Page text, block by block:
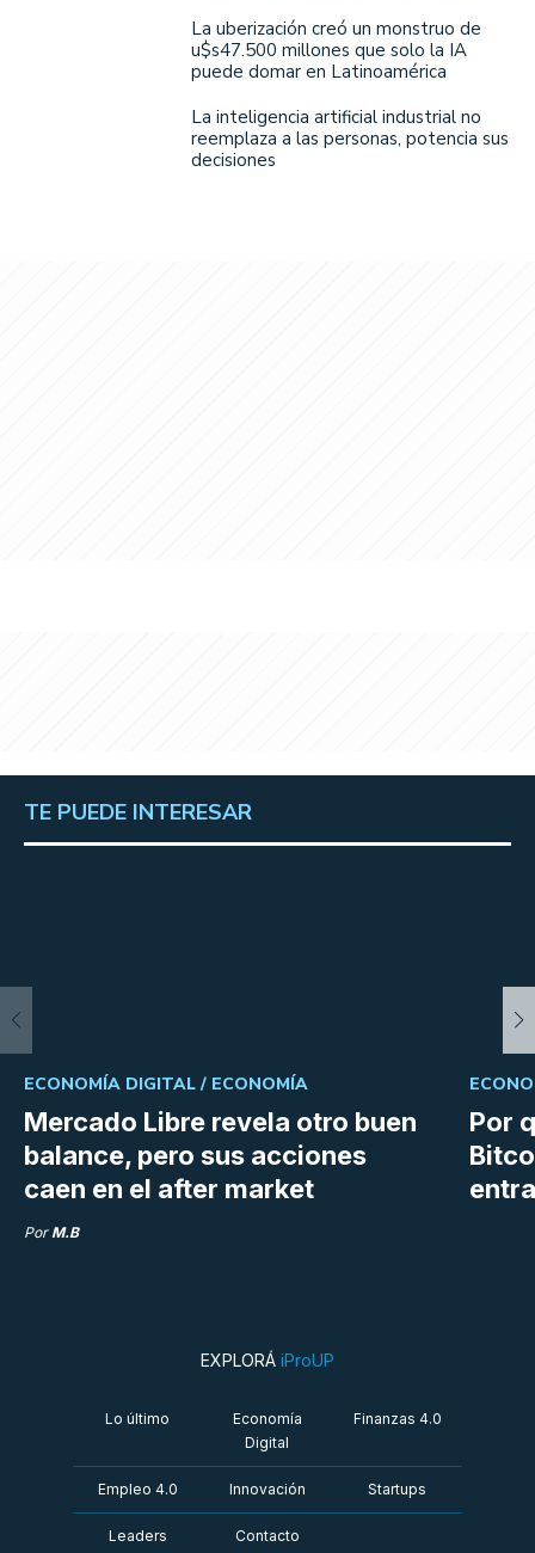
La uberización creó un monstruo de
u$s47.500 millones que solo la IA
puede domar en Latinoamérica
La inteligencia artificial industrial no
reemplaza a las personas, potencia sus
decisiones
TE PUEDE INTERESAR
Mercado Libre revela otro buen
balance, pero sus acciones
caen en el after market
ECONOMÍA DIGITAL / ECONOMÍA
Por M.B
Por
EXPLORÁ iProUP
Lo último
Economía
Digital
Finanzas 4.0
Empleo 4.0 Innovación Startups
Leaders Contacto